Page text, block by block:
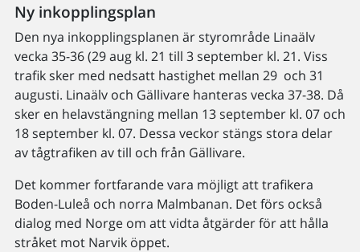
Ny inkopplingsplan
Den nya inkopplingsplanen är styrområde Linaälv
vecka 35-36 (29 aug kl. 21 till 3 september kl. 21. Viss
trafik sker med nedsatt hastighet mellan 29 och 31
augusti. Linaälv och Gällivare hanteras vecka 37-38. Då
sker en helavstängning mellan 13 september kl. 07 och
18 september kl. 07. Dessa veckor stängs stora delar
av tågtrafiken av till och från Gällivare.
Det kommer fortfarande vara möjligt att trafikera
Boden-Luleå och norra Malmbanan. Det förs också
dialog med Norge om att vidta åtgärder för att hålla
stråket mot Narvik öppet.